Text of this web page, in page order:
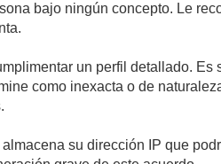
bajo ningún concepto. Le
un perfil detallado.
como inexacta o de
su dirección IP que